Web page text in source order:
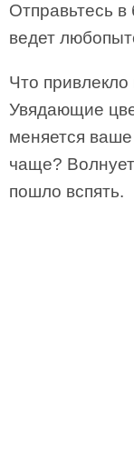
Отправьтесь
ведет
Что
Увядающие
меняется
чаще?
пошло вспять.